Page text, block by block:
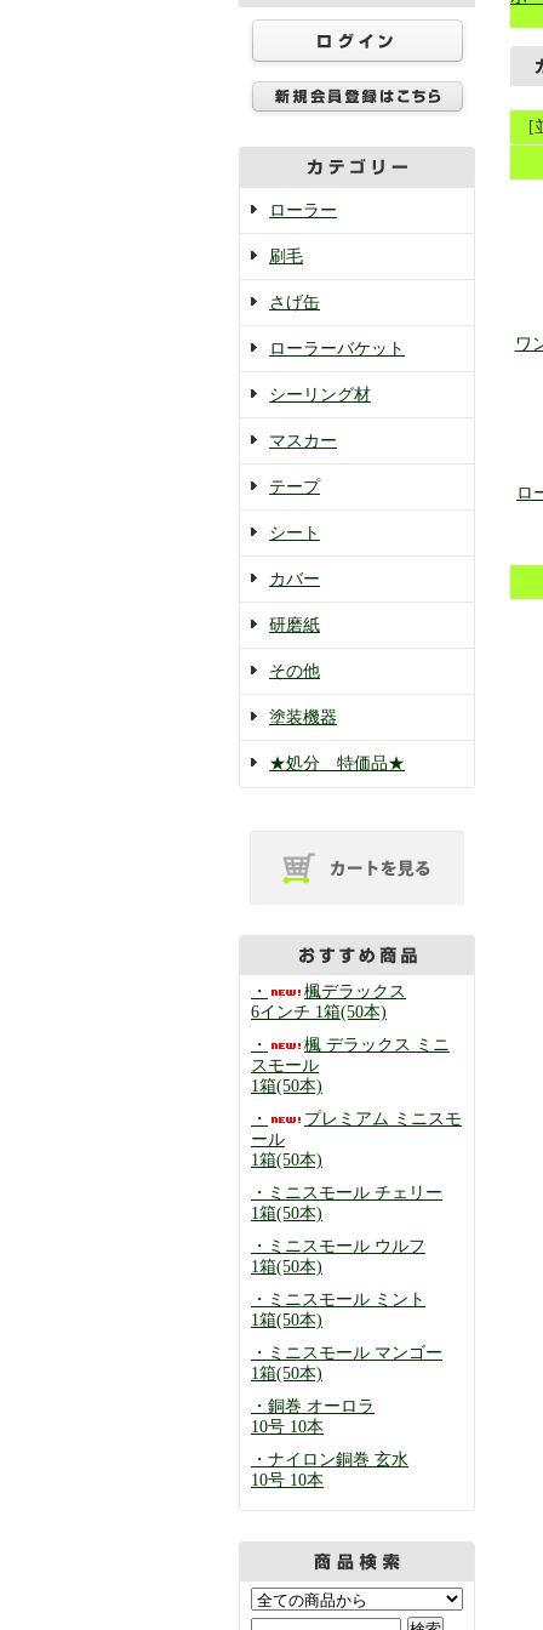
ローラー
刷毛
さげ缶
ローラーバケット
シーリング材
マスカー
テープ
シート
カバー
研磨紙
その他
塗装機器
★処分 特価品★
・
楓デラックス
6インチ 1箱(50本)
・
楓 デラックス ミニ
スモール
1箱(50本)
・
プレミアム ミニスモ
ール
1箱(50本)
・ミニスモール チェリー
1箱(50本)
・ミニスモール ウルフ
1箱(50本)
・ミニスモール ミント
1箱(50本)
・ミニスモール マンゴー
1箱(50本)
・銅巻 オーロラ
10号 10本
・ナイロン銅巻 玄水
10号 10本
[
ワ
ロ